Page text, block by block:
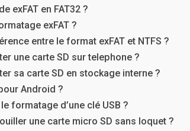
exFAT en FAT32 ?
exFAT ?
entre le format exFAT et NTFS ?
une carte SD sur telephone ?
sa carte SD en stockage interne ?
Android ?
formatage d’une clé USB ?
une carte micro SD sans loquet ?